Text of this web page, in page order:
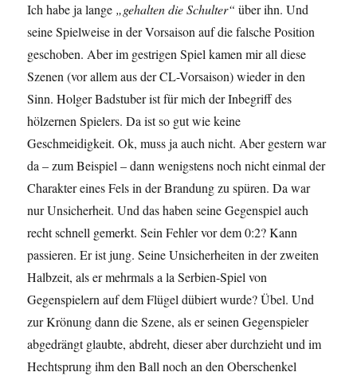
Ich habe ja lange „gehalten die Schulter“ über ihn. Und
seine Spielweise in der Vorsaison auf die falsche Position
geschoben. Aber im gestrigen Spiel kamen mir all diese
Szenen (vor allem aus der CL-Vorsaison) wieder in den
Sinn. Holger Badstuber ist für mich der Inbegriff des
hölzernen Spielers. Da ist so gut wie keine
Geschmeidigkeit. Ok, muss ja auch nicht. Aber gestern war
da – zum Beispiel – dann wenigstens noch nicht einmal der
Charakter eines Fels in der Brandung zu spüren. Da war
nur Unsicherheit. Und das haben seine Gegenspiel auch
recht schnell gemerkt. Sein Fehler vor dem 0:2? Kann
passieren. Er ist jung. Seine Unsicherheiten in der zweiten
Halbzeit, als er mehrmals a la Serbien-Spiel von
Gegenspielern auf dem Flügel dübiert wurde? Übel. Und
zur Krönung dann die Szene, als er seinen Gegenspieler
abgedrängt glaubte, abdreht, dieser aber durchzieht und im
Hechtsprung ihm den Ball noch an den Oberschenkel